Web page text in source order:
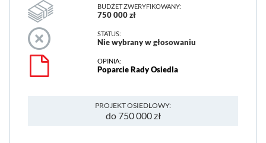
BUDŻET ZWERYFIKOWANY:
750 000 zł
STATUS:
Nie wybrany w głosowaniu
OPINIA:
Poparcie Rady Osiedla
PROJEKT OSIEDLOWY:
do 750 000 zł